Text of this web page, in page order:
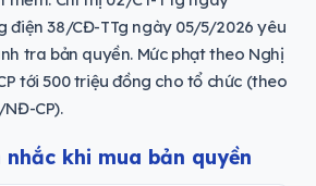
điện 38/CĐ-TTg ngày 05/5/2026 yêu
tra bản quyền. Mức phạt theo Nghị
tới 500 triệu đồng cho tổ chức (theo
CP).
nhắc khi mua bản quyền